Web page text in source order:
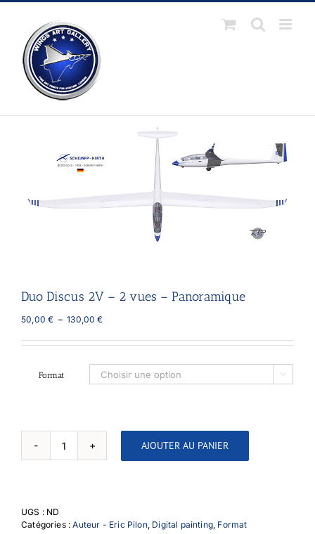
Passer
Duo Discus 2V – 2 vues – Panoramique
50,00€ – 130,00€Plage
prix :
à
130,00 €
Format 
quantité
de
2
AJOUTER AU PANIER
UGS : ND
Catégories :Auteur - Eric Pilon, Digital painting, Format